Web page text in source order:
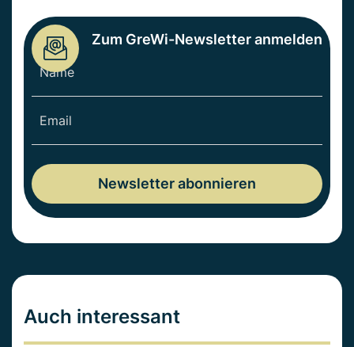
Zum GreWi-Newsletter anmelden
Auch interessant